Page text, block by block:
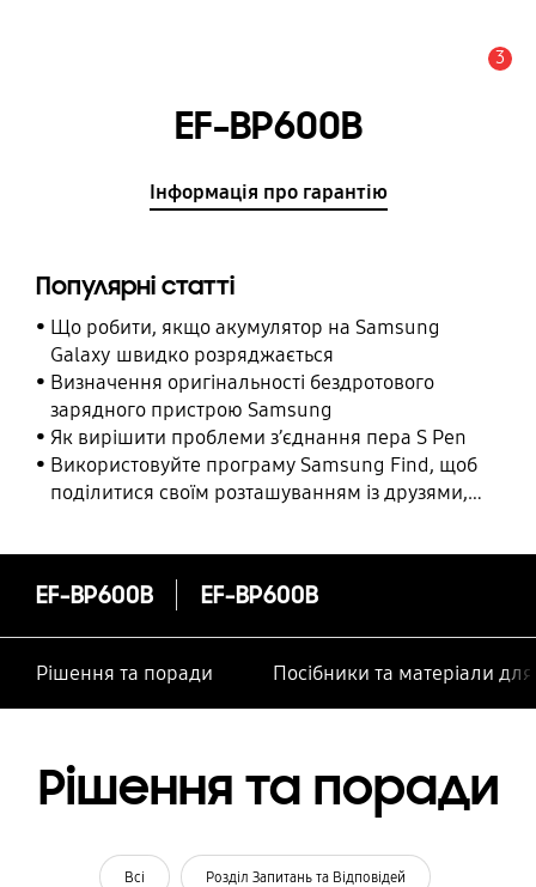
3
EF-BP600B
Інформація про гарантію
Популярні статті
Що робити, якщо акумулятор на Samsung
Galaxy швидко розряджається
Визначення оригінальності бездротового
зарядного пристрою Samsung
Як вирішити проблеми з’єднання пера S Pen
Використовуйте програму Samsung Find, щоб
поділитися своїм розташуванням із друзями,
EF-BP600B EF-BP600B
Рішення та поради Посібники та матеріали
Рішення та поради
Всі Розділ Запитань та Відповідей